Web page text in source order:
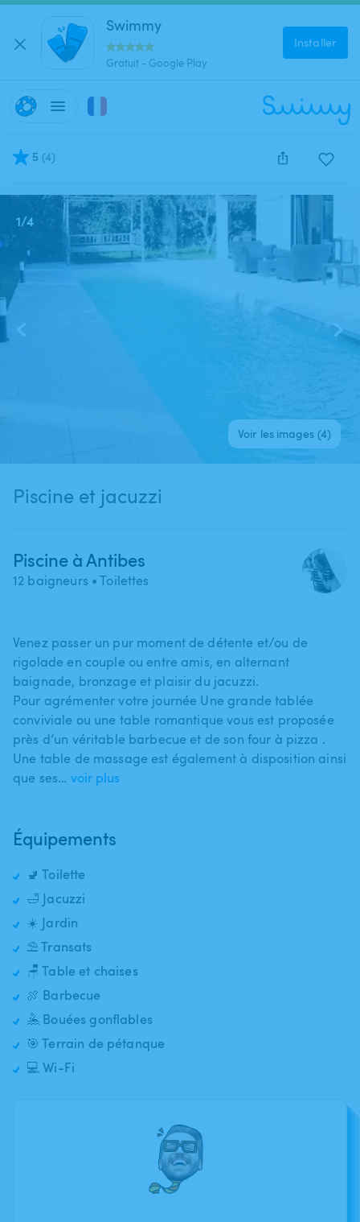
Swimmy
Gratuit - Google Play
Installer
5 (4)
Cette annonce est close et ne peut être réservée.
1/4
Voir les images (4)
Piscine et jacuzzi
Piscine à Antibes
12 baigneurs • Toilettes
Venez passer un pur moment de détente et​/​ou de
rigolade en couple ou entre amis​,​ en alternant
baignade​,​ bronzage et plaisir du jacuzzi.
Pour agrémenter votre journée Une grande tablée
conviviale ou une table romantique vous est proposée
près d’un véritable barbecue et de son four à pizza .
Une table de massage est également à disposition ainsi
que ses… voir plus
Équipements
🚽 Toilette
🛁 Jacuzzi
☀️ Jardin
⛱️ Transats
🪑 Table et chaises
🍖 Barbecue
🤽 Bouées gonflables
🎯 Terrain de pétanque
💻 Wi-Fi